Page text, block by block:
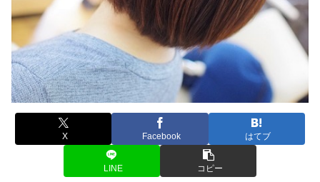
X Facebook はてブ
LINE コピー